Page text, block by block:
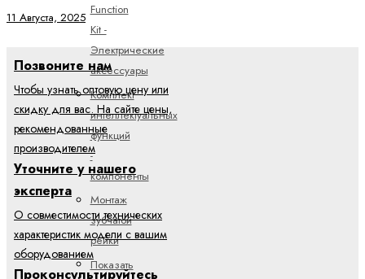
Function
Kit -
Электрические
аксессуары
Комплект
интеллектуальных
функций
-
компоненты
Монтаж
зубчатой
рейки
Показать
11 Августа, 2025
Позвоните нам
Чтобы узнать оптовую цену или
скидку для вас. На сайте цены,
рекомендованные
производителем
Уточните у нашего
эксперта
О совместимости технических
характеристик модели с вашим
оборудованием
Проконсультируйтесь